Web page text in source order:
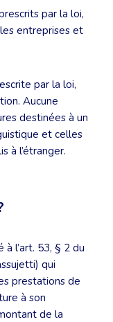
par la loi,
entreprises et
par la loi,
Aucune
destinées à un
et celles
à l’étranger.
l’art. 53, § 2 du
qui
prestations de
à son
de la